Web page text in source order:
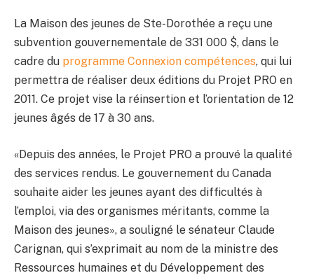
La Maison des jeunes de Ste-Dorothée a reçu une
subvention gouvernementale de 331 000 $, dans le
cadre du programme Connexion compétences, qui lui
permettra de réaliser deux éditions du Projet PRO en
2011. Ce projet vise la réinsertion et l’orientation de 12
jeunes âgés de 17 à 30 ans.
«Depuis des années, le Projet PRO a prouvé la qualité
des services rendus. Le gouvernement du Canada
souhaite aider les jeunes ayant des difficultés à
l’emploi, via des organismes méritants, comme la
Maison des jeunes», a souligné le sénateur Claude
Carignan, qui s’exprimait au nom de la ministre des
Ressources humaines et du Développement des